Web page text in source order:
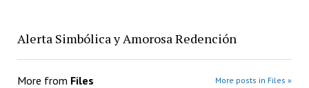
Alerta Simbólica y Amorosa Redención
More from Files More posts in Files »